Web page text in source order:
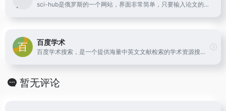
sci-hub是俄罗斯的一个网站，界面非常简单，只要输入论文的连接或者doi就能够下载论文。
百度学术
百度学术搜索，是一个提供海量中英文文献检索的学术资源搜索平台，涵盖了各类学术期刊、学位、会议论文，旨在为国内外学者提供最好的科研体验。
暂无评论